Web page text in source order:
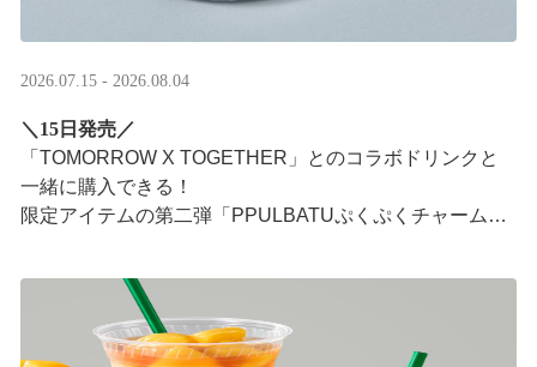
2026.07.15 - 2026.08.04
＼15日発売／
「TOMORROW X TOGETHER」とのコラボドリンクと
一緒に購入できる！​
限定アイテムの第二弾「PPULBATUぷくぷくチャーム」​